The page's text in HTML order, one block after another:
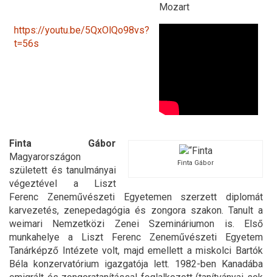
Mozart
https://youtu.be/5QxOlQo98vs?
t=56s
Finta Gábor
Finta Gábor
Magyarországon
született és tanulmányai
végeztével a Liszt
Ferenc Zeneművészeti Egyetemen szerzett diplomát
karvezetés, zenepedagógia és zongora szakon. Tanult a
weimari Nemzetközi Zenei Szemináriumon is. Első
munkahelye a Liszt Ferenc Zeneművészeti Egyetem
Tanárképző Intézete volt, majd emellett a miskolci Bartók
Béla konzervatórium igazgatója lett. 1982-ben Kanadába